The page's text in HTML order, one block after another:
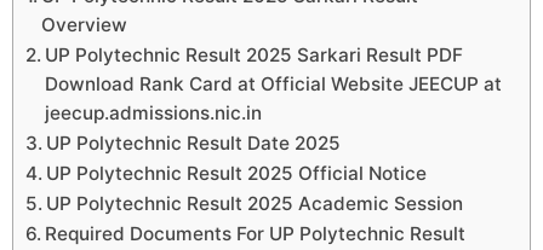
Overview
UP Polytechnic Result 2025 Sarkari Result PDF
Download Rank Card at Official Website JEECUP at
jeecup.admissions.nic.in
UP Polytechnic Result Date 2025
UP Polytechnic Result 2025 Official Notice
UP Polytechnic Result 2025 Academic Session
Required Documents For UP Polytechnic Result